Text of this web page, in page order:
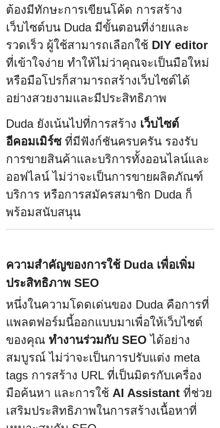
ต้องมีทักษะการเขียนโค้ด การสร้าง
เว็บไซต์บน Duda มีขั้นตอนที่ง่ายและ
รวดเร็ว ผู้ใช้สามารถเลือกใช้ DIY editor
ที่เข้าใจง่าย ทำให้ไม่ว่าคุณจะเป็นมือใหม่
หรือมือโปรก็สามารถสร้างเว็บไซต์ได้
อย่างสวยงามและมีประสิทธิภาพ
Duda ยังเน้นไปที่การสร้าง เว็บไซต์
อีคอมเมิร์ซที่มีฟังก์ชันครบครัน รองรับ
การขายสินค้าและบริการทั้งออนไลน์และ
ออฟไลน์ ไม่ว่าจะเป็นการขายผลิตภัณฑ์
บริการ หรือการสมัครสมาชิก Duda ก็
พร้อมสนับสนุน
ความสำคัญของการใช้ Duda เพื่อเพิ่ม
ประสิทธิภาพ SEO
หนึ่งในความโดดเด่นของ Duda คือการที่
แพลตฟอร์มนี้ออกแบบมาเพื่อให้เว็บไซต์
ของคุณ ทำงานร่วมกับ SEO ได้อย่าง
สมบูรณ์ ไม่ว่าจะเป็นการปรับแต่ง meta
tags การสร้าง URL ที่เป็นมิตรกับเครื่อง
มือค้นหา และการใช้ AI Assistant ที่ช่วย
เสริมประสิทธิภาพในการสร้างเนื้อหาที่